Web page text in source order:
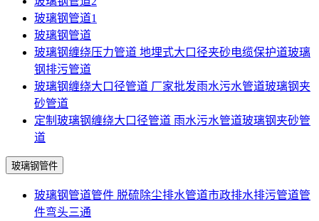
玻璃钢管道1
玻璃钢管道
玻璃钢缠绕压力管道 地埋式大口径夹砂电缆保护道玻璃
钢排污管道
玻璃钢缠绕大口径管道 厂家批发雨水污水管道玻璃钢夹
砂管道
定制玻璃钢缠绕大口径管道 雨水污水管道玻璃钢夹砂管
道
玻璃钢管件
玻璃钢管道管件 脱硫除尘排水管道市政排水排污管道管
件弯头三通